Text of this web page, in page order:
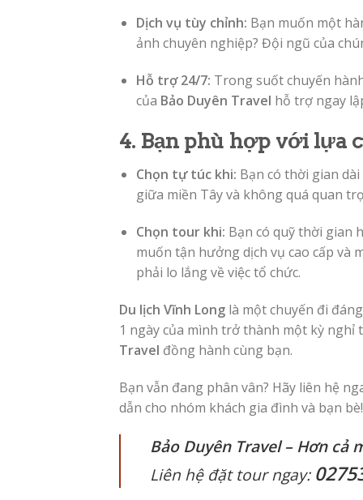
Dịch vụ tùy chỉnh: Bạn muốn một
ảnh chuyên nghiệp? Đội ngũ của
Hỗ trợ 24/7: Trong suốt chuyến
của Bảo Duyên Travel hỗ trợ ngay
4. Bạn phù hợp với lựa
Chọn tự túc khi: Bạn có thời gian
giữa miền Tây và không quá quan
Chọn tour khi: Bạn có quỹ thời gian
muốn tận hưởng dịch vụ cao cấp và
phải lo lắng về việc tổ chức.
Du lịch Vĩnh Long là một chuyến đi
1 ngày của mình trở thành một kỳ nghỉ
Travel đồng hành cùng bạn.
Bạn vẫn đang phân vân? Hãy liên hệ
dẫn cho nhóm khách gia đình và bạn bè!
Bảo Duyên Travel – Hơn
Liên hệ đặt tour ngay: